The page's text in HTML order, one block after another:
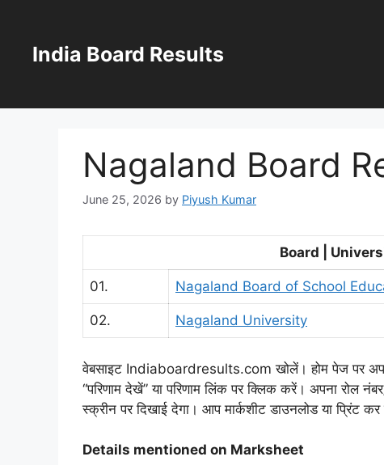
contentIndia Board Results
Nagaland Board
June 25, 2026 by Piyush Kumar
Board |
01. Nagaland Board of School
02. Nagaland University
वेबसाइट Indiaboardresults.com खोलें। होम पेज पर अपना
“परिणाम देखें” या परिणाम लिंक पर क्लिक करें। अपना रोल
स्क्रीन पर दिखाई देगा। आप मार्कशीट डाउनलोड या प्रिंट
Details mentioned on Marksheet